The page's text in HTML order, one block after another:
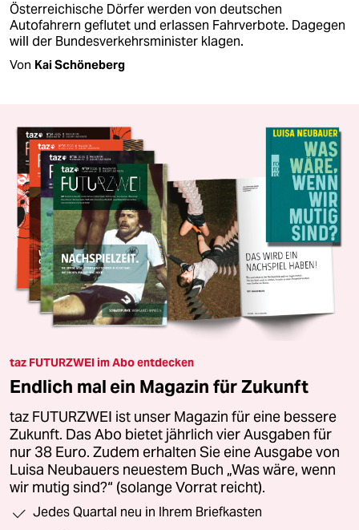
Österreichische Dörfer werden von deutschen
Autofahrern geflutet und erlassen Fahrverbote. Dagegen
will der Bundesverkehrsminister klagen.
Von Kai Schöneberg
taz FUTURZWEI im Abo entdecken
Endlich mal ein Magazin für Zukunft
taz FUTURZWEI ist unser Magazin für eine bessere
Zukunft. Das Abo bietet jährlich vier Ausgaben für
nur 38 Euro. Zudem erhalten Sie eine Ausgabe von
Luisa Neubauers neuestem Buch „Was wäre, wenn
wir mutig sind?“ (solange Vorrat reicht).
Jedes Quartal neu in Ihrem Briefkasten